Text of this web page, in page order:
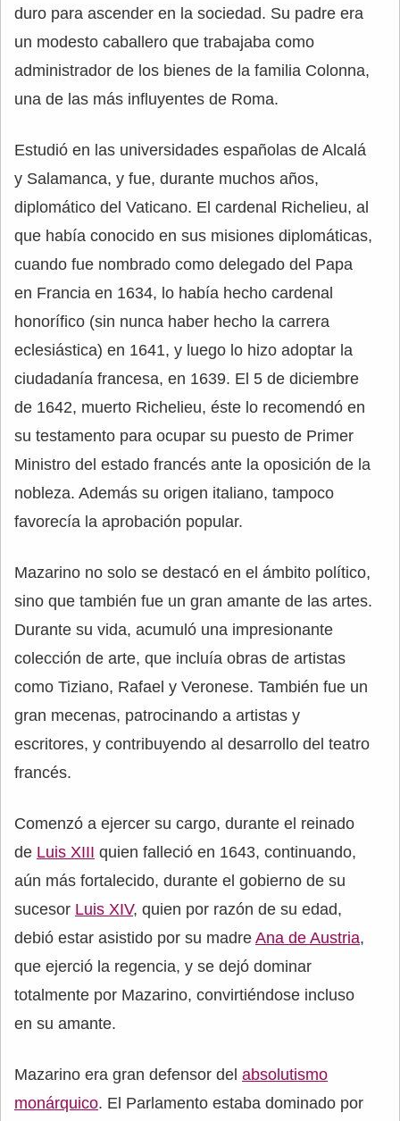
duro para ascender en la sociedad. Su padre era
un modesto caballero que trabajaba como
administrador de los bienes de la familia Colonna,
una de las más influyentes de Roma.
Estudió en las universidades españolas de Alcalá
y Salamanca, y fue, durante muchos años,
diplomático del Vaticano. El cardenal Richelieu, al
que había conocido en sus misiones diplomáticas,
cuando fue nombrado como delegado del Papa
en Francia en 1634, lo había hecho cardenal
honorífico (sin nunca haber hecho la carrera
eclesiástica) en 1641, y luego lo hizo adoptar la
ciudadanía francesa, en 1639. El 5 de diciembre
de 1642, muerto Richelieu, éste lo recomendó en
su testamento para ocupar su puesto de Primer
Ministro del estado francés ante la oposición de la
nobleza. Además su origen italiano, tampoco
favorecía la aprobación popular.
Mazarino no solo se destacó en el ámbito político,
sino que también fue un gran amante de las artes.
Durante su vida, acumuló una impresionante
colección de arte, que incluía obras de artistas
como Tiziano, Rafael y Veronese. También fue un
gran mecenas, patrocinando a artistas y
escritores, y contribuyendo al desarrollo del teatro
francés.
Comenzó a ejercer su cargo, durante el reinado
de Luis XIII quien falleció en 1643, continuando,
aún más fortalecido, durante el gobierno de su
sucesor Luis XIV, quien por razón de su edad,
debió estar asistido por su madre Ana de Austria,
que ejerció la regencia, y se dejó dominar
totalmente por Mazarino, convirtiéndose incluso
en su amante.
Mazarino era gran defensor del absolutismo
monárquico. El Parlamento estaba dominado por